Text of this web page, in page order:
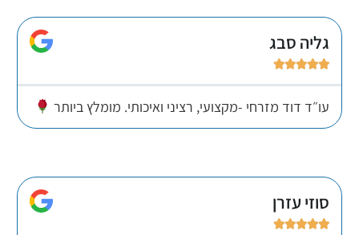
גליה סבג





עו״ד דוד מזרחי -מקצועי, רציני ואיכותי. מומלץ ביותר
סוזי עזרן




